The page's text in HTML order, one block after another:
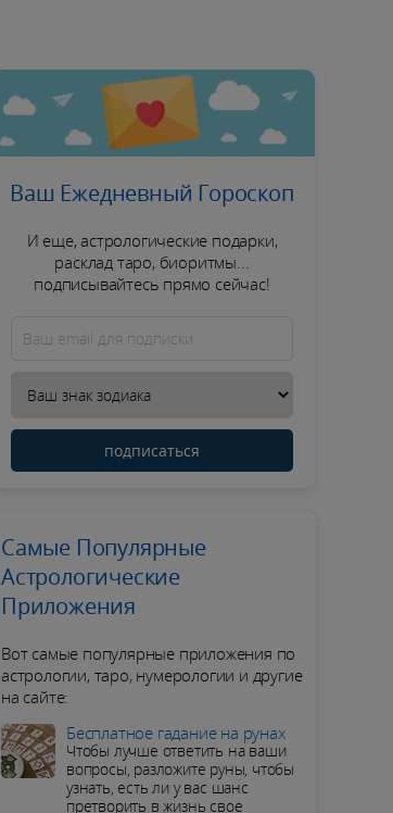
Ваш Ежедневный Гороскоп
И еще, астрологические подарки,
расклад таро, биоритмы...
подписывайтесь прямо сейчас!
подписаться
Самые Популярные
Астрологические
Приложения
Вот самые популярные приложения по
астрологии, таро, нумерологии и другие
на сайте:
Бесплатное гадание на рунах
Чтобы лучше ответить на ваши
вопросы, разложите руны, чтобы
узнать, есть ли у вас шанс
претворить в жизнь свое